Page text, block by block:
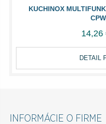
KUCHINOX
14,26
DETAIL
INFORMÁCIE O FIRME